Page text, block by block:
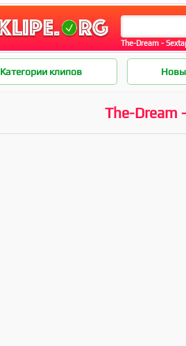
The-Dream -
Категории клипов
The-Dream